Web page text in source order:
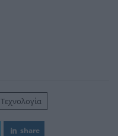
Τεχνολογία
share